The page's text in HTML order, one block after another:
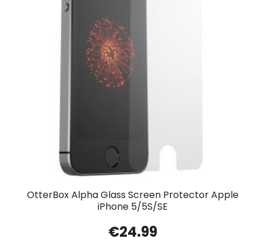
OtterBox Alpha Glass Screen Protector Apple
iPhone 5/5S/SE
€24.99